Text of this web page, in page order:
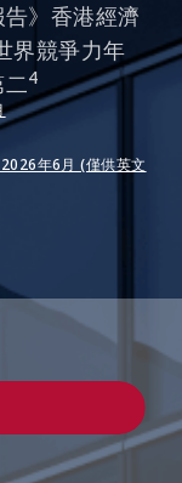
》香港經濟
界競爭力年
4
年6月 (僅供英文